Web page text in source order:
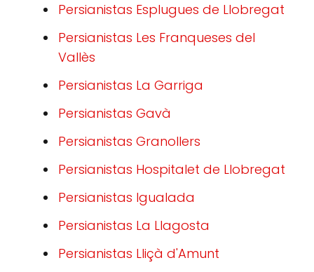
Persianistas Esplugues de Llobregat
Persianistas Les Franqueses del
Vallès
Persianistas La Garriga
Persianistas Gavà
Persianistas Granollers
Persianistas Hospitalet de Llobregat
Persianistas Igualada
Persianistas La Llagosta
Persianistas Lliçà d'Amunt